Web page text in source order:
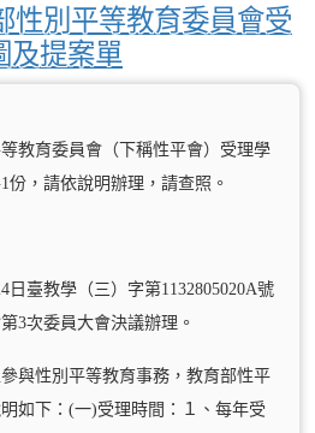
性別平等教育委員會受
及提案單
教育委員會（下稱性平會）受理學
份，請依說明辦理，請查照。
日臺教學（三）字第1132805020A號
3次委員大會決議辦理。
與性別平等教育事務，教育部性平
如下：(一)受理時間：１、每年受